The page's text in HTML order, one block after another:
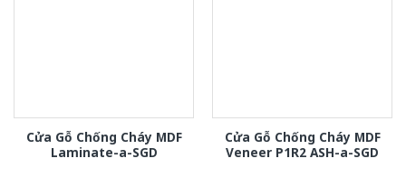
Cửa Gỗ Chống Cháy MDF
Laminate-a-SGD
Cửa Gỗ Chống Cháy MDF
Veneer P1R2 ASH-a-SGD